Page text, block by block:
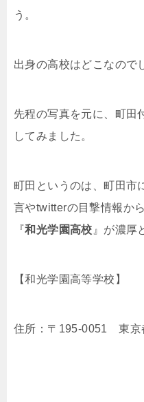
う。
出身の高校はどこなので
先程の写真を元に、町田
してみました。
町田というのは、町田市
言やtwitterの目撃情報か
『和光学園高校 』が濃厚
【和光学園高等学校】
住所：〒195-0051 東京